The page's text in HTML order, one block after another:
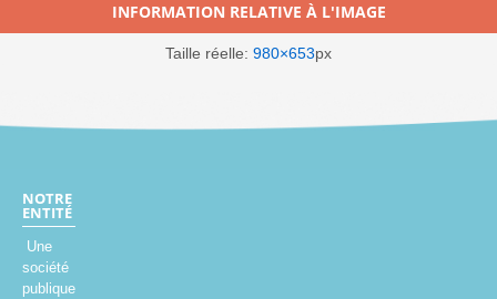
INFORMATION RELATIVE À L'IMAGE
Taille réelle: 980×653px
NOTRE
ENTITÉ
Une
société
publique